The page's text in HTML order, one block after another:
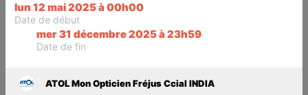
Favori Contacter
Ouvert jusqu'à 19:00
lun 12 mai 2025 à 00h00
Date de début
mer 31 décembre 2025 à 23h59
Date de fin
ATOL Mon Opticien Fréjus Ccial INDIA